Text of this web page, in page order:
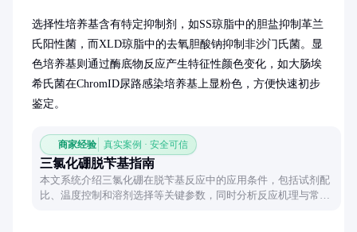
选择性培养基含有特定抑制剂，如SS琼脂中的胆盐抑制革兰
氏阳性菌，而XLD琼脂中的去氧胆酸钠抑制非沙门氏菌。显
色培养基则通过酶底物反应产生特征性颜色变化，如大肠埃
希氏菌在ChromID尿路感染培养基上显粉色，方便快速初步
鉴定。
商家经验 真实案例 · 安全可信
三氯化硼脱苄基指南
本文系统介绍三氯化硼在脱苄基反应中的应用条件，包括试剂配
比、温度控制和溶剂选择等关键参数，同时分析反应机理与常见